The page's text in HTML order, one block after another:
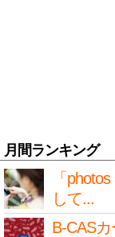
月間ランキング
「
して...
B-CAS